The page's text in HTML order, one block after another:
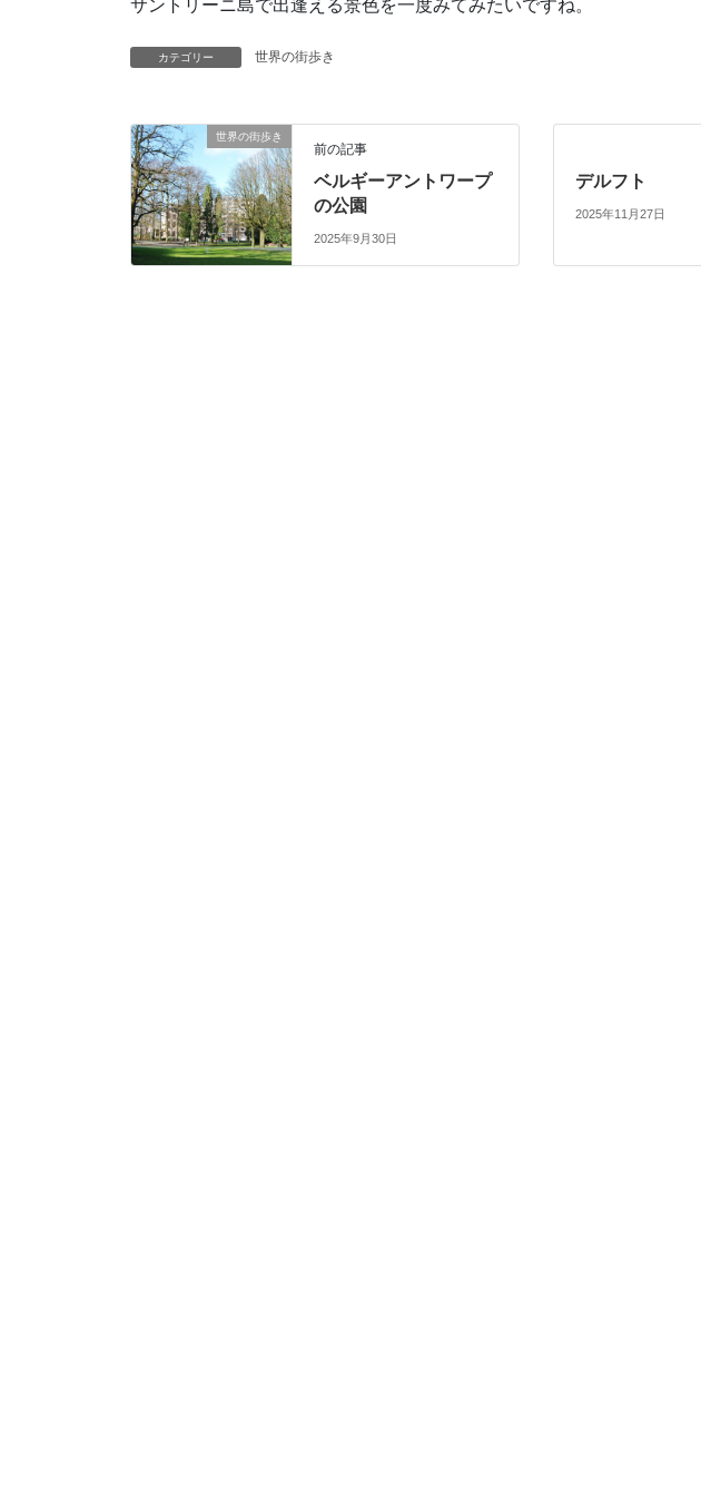
サントリーニ島で出逢える景色を一度みてみたいですね。
カテゴリー 世界の街歩き
世界の街歩き
前の記事
ベルギーアントワープ
の公園
2025年9月30日
デルフト
2025年11月27日